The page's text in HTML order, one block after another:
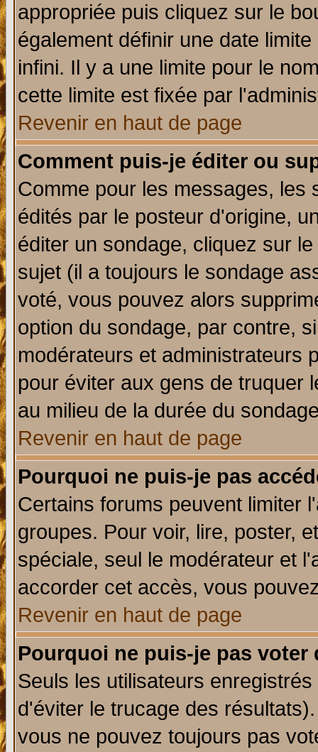
appropriée puis cliquez sur le
également définir une date
infini. Il y a une limite pour le
cette limite est fixée par
Revenir en haut de page
Comment puis-je éditer ou
Comme pour les messages, les
édités par le posteur d'origine,
éditer un sondage, cliquez sur
sujet (il a toujours le sondage
voté, vous pouvez alors
option du sondage, par contre,
modérateurs et administrateurs
pour éviter aux gens de truquer
au milieu de la durée du
Revenir en haut de page
Pourquoi ne puis-je pas
Certains forums peuvent limiter
groupes. Pour voir, lire, poster,
spéciale, seul le modérateur et
accorder cet accès, vous
Revenir en haut de page
Pourquoi ne puis-je pas voter
Seuls les utilisateurs
d'éviter le trucage des
vous ne pouvez toujours pas